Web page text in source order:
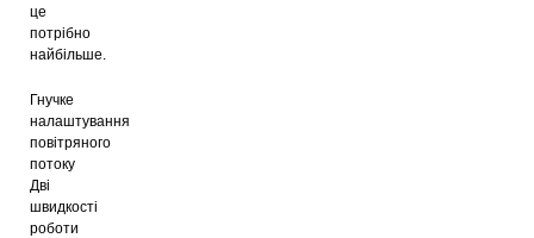
це
потрібно
найбільше.
Гнучке
налаштування
повітряного
потоку
Дві
швидкості
роботи